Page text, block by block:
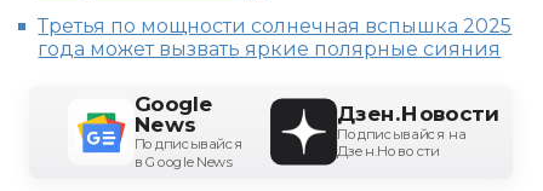
Третья по мощности солнечная вспышка 2025
года может вызвать яркие полярные сияния
Google
News
Подписывайся
в Google News
Дзен.Новости
Подписывайся на
Дзен.Новости